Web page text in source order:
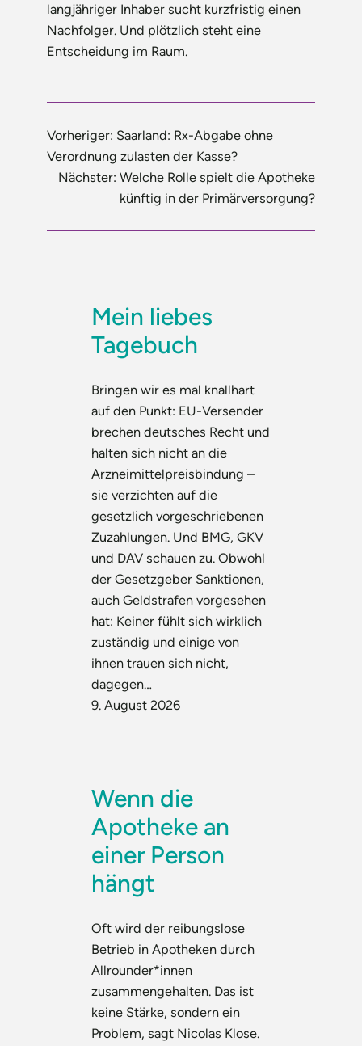
langjähriger Inhaber sucht kurzfristig einen
Nachfolger. Und plötzlich steht eine
Entscheidung im Raum.
Vorheriger: Saarland: Rx-Abgabe ohne
Verordnung zulasten der Kasse?
Nächster: Welche Rolle spielt die Apotheke
künftig in der Primärversorgung?
Mein liebes
Tagebuch
Bringen wir es mal knallhart
auf den Punkt: EU-Versender
brechen deutsches Recht und
halten sich nicht an die
Arzneimittelpreisbindung –
sie verzichten auf die
gesetzlich vorgeschriebenen
Zuzahlungen. Und BMG, GKV
und DAV schauen zu. Obwohl
der Gesetzgeber Sanktionen,
auch Geldstrafen vorgesehen
hat: Keiner fühlt sich wirklich
zuständig und einige von
ihnen trauen sich nicht,
dagegen…
9. August 2026
Wenn die
Apotheke an
einer Person
hängt
Oft wird der reibungslose
Betrieb in Apotheken durch
Allrounder*innen
zusammengehalten. Das ist
keine Stärke, sondern ein
Problem, sagt Nicolas Klose.